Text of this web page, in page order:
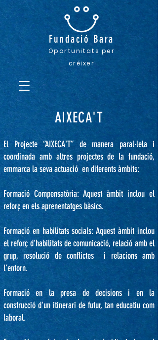
Fundació Bara
Oportunitats per
créixer
AIXECA'T
El Projecte “AIXECA'T” de manera paral·lela i
coordinada amb altres projectes de la fundació,
emmarca la seva actuació en diferents àmbits:
Formació Compensatòria: Aquest àmbit inclou el
reforç en els aprenentatges bàsics.
Formació en habilitats socials: Aquest àmbit inclou
el reforç d’habilitats de comunicació, relació amb el
grup, resolució de conflictesi relacions amb
l’entorn.
Formació en la presa de decisions i en la
construcció d'un itinerari de futur, tan educatiu com
laboral.